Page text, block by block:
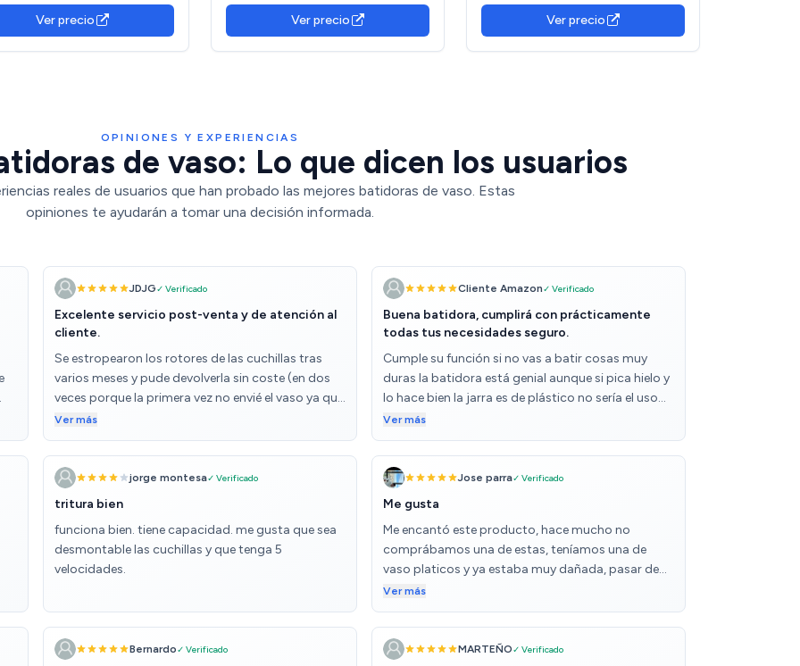
Ver precio Ver precio
Gris
Ver precio
OPINIONES Y EXPERIENCIAS
de vaso: Lo que dicen los usuarios
reales de usuarios que han probado las mejores batidoras de vaso. Estas
opiniones te ayudarán a tomar una decisión informada.
y
JDJG✓ Verificado
Excelente servicio post-venta y de atención al
cliente.
Se estropearon los rotores de las cuchillas tras
varios meses y pude devolverla sin coste (en dos
veces porque la primera vez no envié el vaso ya que
estaba bien y pensé que no hacía falta). Tras
comprobar la avería me han enviado un modelo
superior y todo bien organizado e informado
puntualmente. Un servicio esplendido. A pesar de
la avería le doy un 5 de valoración por la atención
Ver más
Cliente Amazon✓ Verificado
Buena batidora, cumplirá con prácticamente
todas tus necesidades seguro.
Cumple su función si no vas a batir cosas muy
duras la batidora está genial aunque si pica hielo y
lo hace bien la jarra es de plástico no sería el uso
por regla general al que le daría pero puede
hacerlo, muy contento con la compra por su
precio y porque cumple con mis necesidades
totalmente.
Ver más
jorge montesa✓ Verificado
tritura bien
funciona bien. tiene capacidad. me gusta que sea
desmontable las cuchillas y que tenga 5
velocidades.
Jose parra✓ Verificado
Me gusta
Me encantó este producto, hace mucho no
comprábamos una de estas, teníamos una de
vaso platicos y ya estaba muy dañada, pasar de
esa a esta nueva, fue un cambio total, el vaso de
vidrio se ve de buena calidad, la batidora en
general se ve de buen material, al colocar el vaso en
la base es sencillo sin enroscar nada, la tapa de la
Ver más
Bernardo✓ Verificado MARTEÑO✓ Verificado